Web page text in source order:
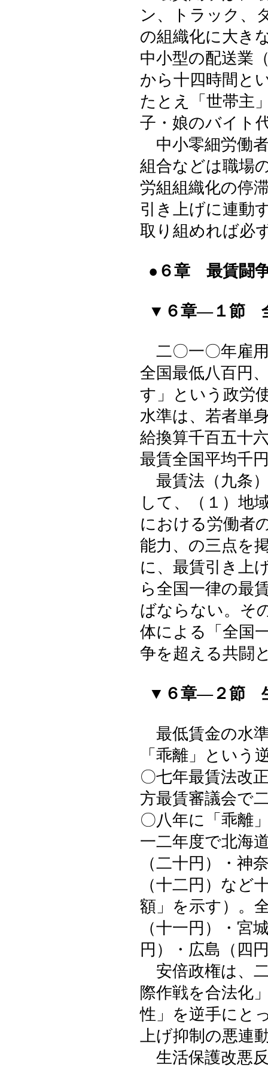
ン、トラック、
の組織化に大き
中小型の配送業
から十四時間と
たとえ「世帯主
子・娘のバイト
中小零細労働
組合などは職場
労組組織化の停
引き上げに連動
取り組めれば必
●６章 最賃闘
▼６章―１節
二〇一〇年雇
全国最低八百円
す」という政労
水準は、若者単
給換算千百五十
最賃全国平均千
最賃法（九条
して、（１）地
における労働者
能力、の三点を
に、最賃引き上
ら全国一律の最
ばならない。そ
体による「全国
争を超える共闘
▼６章―２節 生
最低賃金の水
「乖離」という
〇七年最賃法改
方最賃審議会で
〇八年に「乖離
一二年度で北海
（二十円）・神
（十二円）など
額」を示す）。
（十一円）・宮
円）・広島（四
安倍政権は、
際作戦を合法化
性」を逆手にと
上げ抑制の悪連
生活保護改悪